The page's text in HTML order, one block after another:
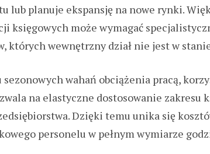
lub planuje ekspansję na nowe rynki.
księgowych może wymagać
których wewnętrzny dział nie jest w
wahań obciążenia pracą,
na elastyczne dostosowanie zakresu
Dzięki temu unika się
personelu w pełnym wymiarze